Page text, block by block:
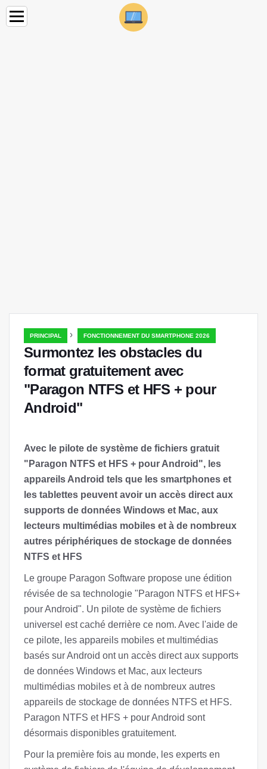
PRINCIPAL › FONCTIONNEMENT DU SMARTPHONE 2026
Surmontez les obstacles du
format gratuitement avec
"Paragon NTFS et HFS + pour
Android"
Avec le pilote de système de fichiers gratuit
"Paragon NTFS et HFS + pour Android", les
appareils Android tels que les smartphones et
les tablettes peuvent avoir un accès direct aux
supports de données Windows et Mac, aux
lecteurs multimédias mobiles et à de nombreux
autres périphériques de stockage de données
NTFS et HFS
Le groupe Paragon Software propose une édition
révisée de sa technologie "Paragon NTFS et HFS+
pour Android". Un pilote de système de fichiers
universel est caché derrière ce nom. Avec l'aide de
ce pilote, les appareils mobiles et multimédias
basés sur Android ont un accès direct aux supports
de données Windows et Mac, aux lecteurs
multimédias mobiles et à de nombreux autres
appareils de stockage de données NTFS et HFS.
Paragon NTFS et HFS + pour Android sont
désormais disponibles gratuitement.
Pour la première fois au monde, les experts en